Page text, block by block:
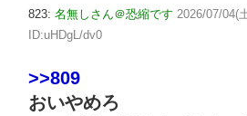
823: 名無しさん＠恐縮です 2026/07/04(
ID:uHDgL/dv0
>>809
おいやめろ